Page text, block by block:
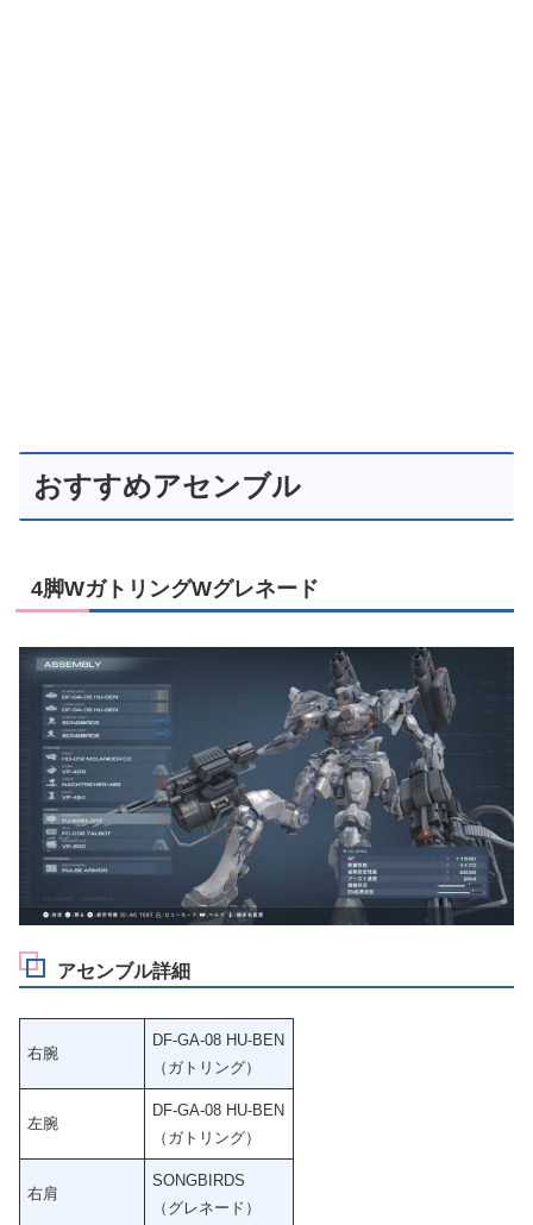
おすすめアセンブル
4脚WガトリングWグレネード
アセンブル詳細
右腕
DF-GA-08 HU-BEN
（ガトリング）
左腕
DF-GA-08 HU-BEN
（ガトリング）
右肩
SONGBIRDS
（グレネード）